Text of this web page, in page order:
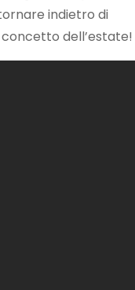
indietro di
dell’estate!